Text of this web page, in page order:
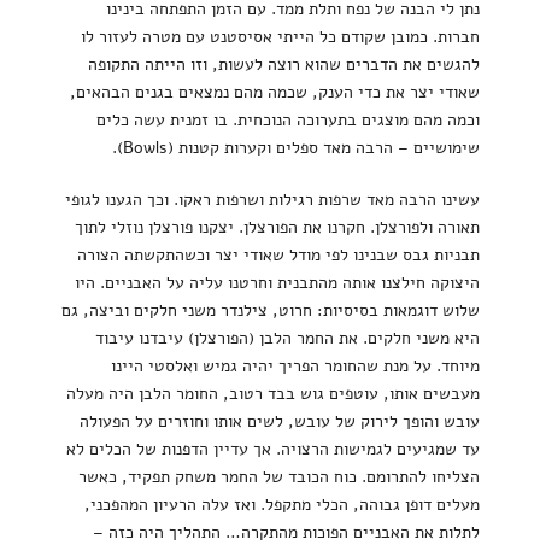
נתן לי הבנה של נפח ותלת ממד. עם הזמן התפתחה בינינו
חברות. כמובן שקודם כל הייתי אסיסטנט עם מטרה לעזור לו
להגשים את הדברים שהוא רוצה לעשות, וזו הייתה התקופה
שאודי יצר את כדי הענק, שכמה מהם נמצאים בגנים הבהאים,
וכמה מהם מוצגים בתערוכה הנוכחית. בו זמנית עשה כלים
שימושיים – הרבה מאד ספלים וקערות קטנות (Bowls).
עשינו הרבה מאד שרפות רגילות ושרפות ראקו. וכך הגענו לגופי
תאורה ולפורצלן. חקרנו את הפורצלן. יצקנו פורצלן נוזלי לתוך
תבניות גבס שבנינו לפי מודל שאודי יצר וכשהתקשתה הצורה
היצוקה חילצנו אותה מהתבנית וחרטנו עליה על האבניים. היו
שלוש דוגמאות בסיסיות: חרוט, צילנדר משני חלקים וביצה, גם
היא משני חלקים. את החמר הלבן (הפורצלן) עיבדנו עיבוד
מיוחד. על מנת שהחומר הפריך יהיה גמיש ואלסטי היינו
מעבשים אותו, עוטפים גוש בבד רטוב, החומר הלבן היה מעלה
עובש והופך לירוק של עובש, לשים אותו וחוזרים על הפעולה
עד שמגיעים לגמישות הרצויה. אך עדיין הדפנות של הכלים לא
הצליחו להתרומם. כוח הכובד של החמר משחק תפקיד, כאשר
מעלים דופן גבוהה, הכלי מתקפל. ואז עלה הרעיון המהפכני,
לתלות את האבניים הפוכות מהתקרה… התהליך היה כזה –